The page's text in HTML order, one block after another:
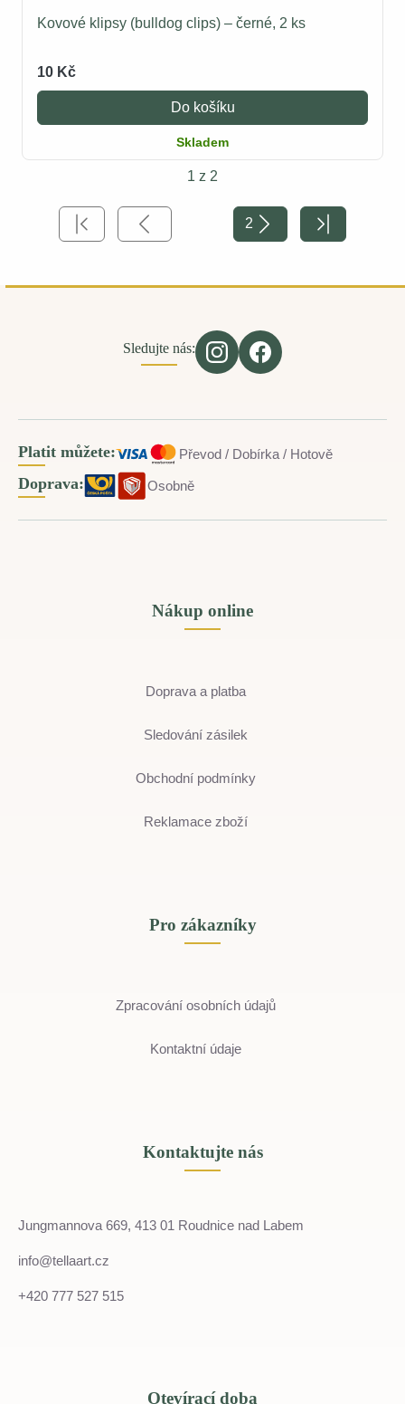
Kovové klipsy (bulldog clips) – černé, 2 ks
10 Kč
Do košíku
Skladem
1 z 2
2
Sledujte nás:
Platit můžete: Převod / Dobírka / Hotově
Doprava: Osobně
Nákup online
Doprava a platba
Sledování zásilek
Obchodní podmínky
Reklamace zboží
Pro zákazníky
Zpracování osobních údajů
Kontaktní údaje
Kontaktujte nás
Jungmannova 669, 413 01 Roudnice nad Labem
info@tellaart.cz
+420 777 527 515
Otevírací doba